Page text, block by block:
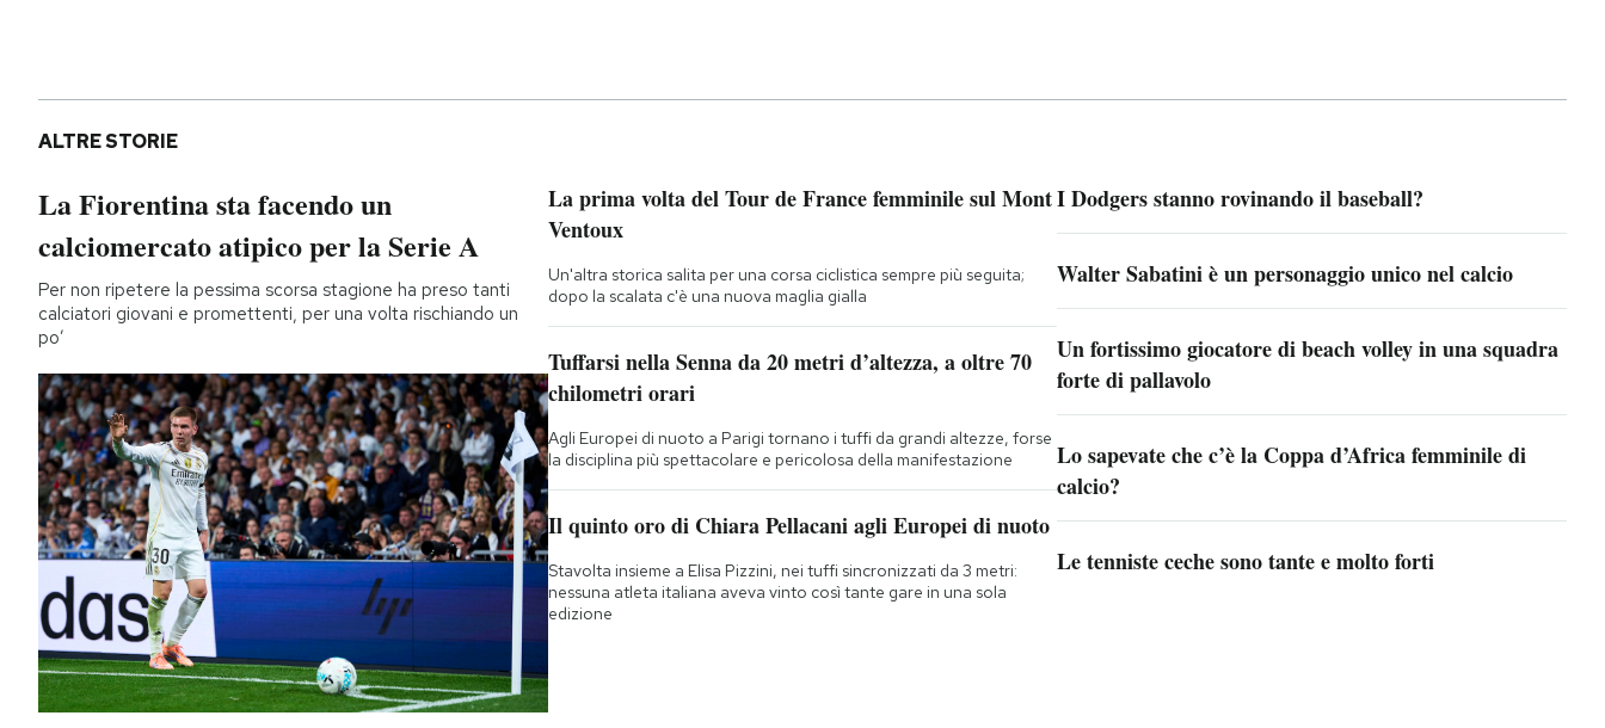
ALTRE STORIE
La Fiorentina sta facendo un
calciomercato atipico per la Serie A
Per non ripetere la pessima scorsa stagione ha preso tanti
calciatori giovani e promettenti, per una volta rischiando un
po’
La prima volta del Tour de France femminile sul Mont
Ventoux
Un'altra storica salita per una corsa ciclistica sempre più seguita;
dopo la scalata c'è una nuova maglia gialla
Tuffarsi nella Senna da 20 metri d’altezza, a oltre 70
chilometri orari
Agli Europei di nuoto a Parigi tornano i tuffi da grandi altezze, forse
la disciplina più spettacolare e pericolosa della manifestazione
Il quinto oro di Chiara Pellacani agli Europei di nuoto
Stavolta insieme a Elisa Pizzini, nei tuffi sincronizzati da 3 metri:
nessuna atleta italiana aveva vinto così tante gare in una sola
edizione
I Dodgers stanno rovinando il baseball?
Walter Sabatini è un personaggio unico nel calcio
Un fortissimo giocatore di beach volley in una squadra
forte di pallavolo
Lo sapevate che c’è la Coppa d’Africa femminile di
calcio?
Le tenniste ceche sono tante e molto forti